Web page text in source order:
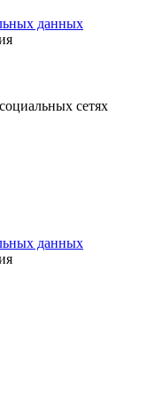
данных
сетях
данных